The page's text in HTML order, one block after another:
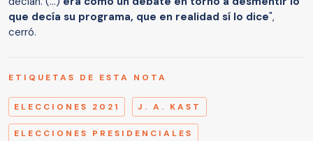
que decía su programa, que en realidad sí lo dice",
cerró.
ETIQUETAS DE ESTA NOTA
ELECCIONES 2021 J. A. KAST
ELECCIONES PRESIDENCIALES